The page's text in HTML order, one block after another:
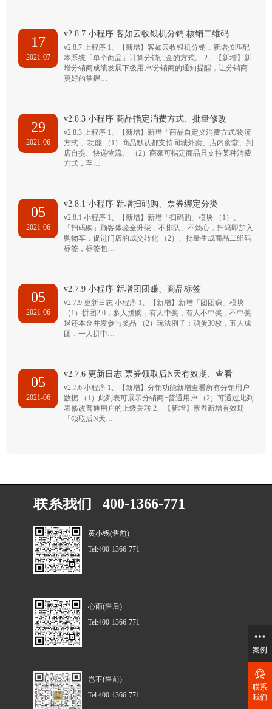
17
2021-07
v2.8.7 小程序 客如云收银机分销 核销二维码
v2.8.7 上程序 1、【新增】客如云收银机分销，新增按匹配
本系统「单个商品」计算分销佣金的方式。 2、【新增】新
增分销商成绩发展下级用户/分销商的通知提醒，让分销商
更好的掌握…
29
2021-06
v2.8.3 小程序 商品指定消费方式、批量修改
v2.8.3 上程序 1、【新增】新增「商品自定义消费方式/物流
方式 」功能 （1）商品默认都支持同城外卖、店内食堂、到
店自提、快递物流。 （2）商家可指定商品只支持某种消费
方式，至…
05
2021-06
v2.8.1 小程序 新增扫码购、票券绑定分类
v2.8.1 小程序 1、【新增】新增「扫码购」模块 （1）、
「扫码购」顾客体验全升级，不排队、不烦心，扫码即加入
购物车，促进门店的成交转化 （2）、批量生成商品二维码
标签，标签包…
05
2021-06
v2.7.9 小程序 新增团团赚、商品标签
v2.7.9 更新日志 小程序 1、【新增】新增「团团赚」模块
（1）拼团2.0，多人拼购，有人中奖，有人不中奖，不中奖
退还本金并发参与奖品 （2）玩法例子：鸡蛋30枚，五人成
团，一人拼中…
05
2021-06
v2.7.6 更新日志 票券领取后N天有效期、查看
v2.7.6 小程序 1、【新增】分销功能新增查看所有分销用户
数据 （1）此列表可展示分销商+普通用户 （2）可通过此列
表修改普通用户的上级关联 2、【新增】票券新增有效期
「领取后N天…
联系我们 400-1366-771
黄小锅(售前)
Tel:400-1366-771
心雨(售后)
Tel:400-1366-771
岂不(售前)
Tel:400-1366-771
案例
联系
我们